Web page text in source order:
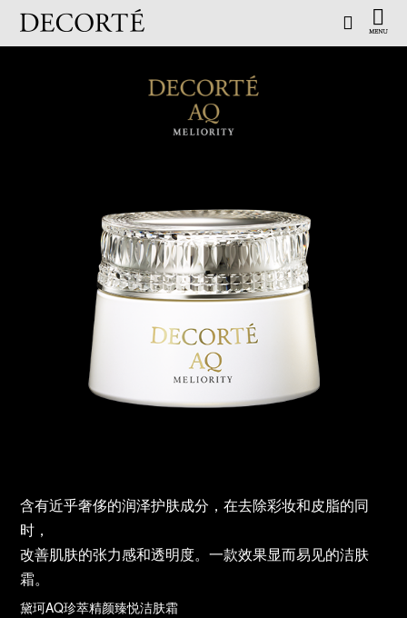
含有近乎奢侈的润泽护肤成分，在去除彩妆和皮脂的同
时，
改善肌肤的张力感和透明度。一款效果显而易见的洁肤
霜。
黛珂AQ珍萃精颜臻悦洁肤霜